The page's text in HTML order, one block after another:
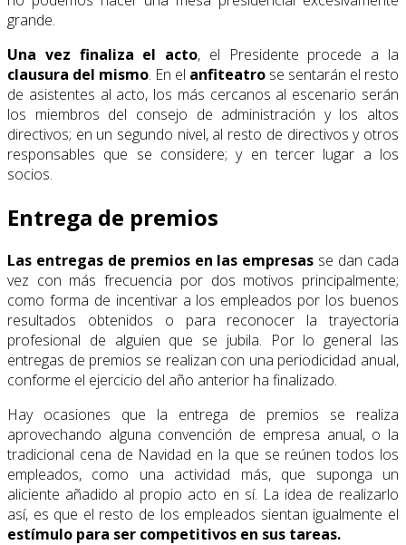
grande.
Una vez finaliza el acto, el Presidente procede a la
clausura del mismo. En el anfiteatro se sentarán el resto
de asistentes al acto, los más cercanos al escenario serán
los miembros del consejo de administración y los altos
directivos; en un segundo nivel, al resto de directivos y otros
responsables que se considere; y en tercer lugar a los
socios.
Entrega de premios
Las entregas de premios en las empresas se dan cada
vez con más frecuencia por dos motivos principalmente;
como forma de incentivar a los empleados por los buenos
resultados obtenidos o para reconocer la trayectoria
profesional de alguien que se jubila. Por lo general las
entregas de premios se realizan con una periodicidad anual,
conforme el ejercicio del año anterior ha finalizado.
Hay ocasiones que la entrega de premios se realiza
aprovechando alguna convención de empresa anual, o la
tradicional cena de Navidad en la que se reúnen todos los
empleados, como una actividad más, que suponga un
aliciente añadido al propio acto en sí. La idea de realizarlo
así, es que el resto de los empleados sientan igualmente el
estímulo para ser competitivos en sus tareas.